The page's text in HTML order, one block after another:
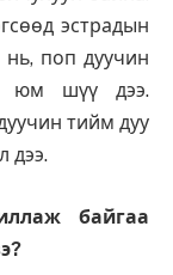
эстрадын
поп дуучин
юм шүү дээ.
тийм дуу
дээ.
байгаа